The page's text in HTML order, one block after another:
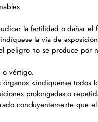
la fertilidad o dañar el
la vía de
peligro no se produce por
o vértigo.
<indíquense todos
prolongadas o
concluyentemente que